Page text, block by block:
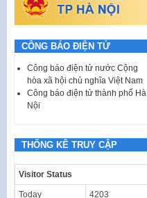
CÔNG BÁO ĐIỆN TỬ
Công báo điện tử nước Cộng
hòa xã hội chủ nghĩa Việt Nam
Công báo điện tử thành phố Hà
Nội
THỐNG KÊ TRUY CẬP
Visitor Status
Today 4203